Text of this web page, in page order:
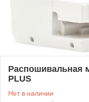
Распошивальная
PLUS
Нет в наличии